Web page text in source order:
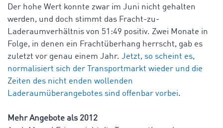
Der hohe Wert konnte zwar im Juni nicht gehalten
werden, und doch stimmt das Fracht-zu-
Laderaumverhältnis von 51:49 positiv. Zwei Monate in
Folge, in denen ein Frachtüberhang herrscht, gab es
zuletzt vor genau einem Jahr. Jetzt, so scheint es,
normalisiert sich der Transportmarkt wieder und die
Zeiten des nicht enden wollenden
Laderaumüberangebotes sind offenbar vorbei.
Mehr Angebote als 2012